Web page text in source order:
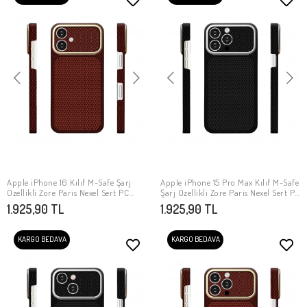
SEPETE EKLE
Apple iPhone 16 Kılıf M-Safe Şarj
Özellikli Zore Paris Nexel Sert PC
Kapak
1.925,90 TL
SEPETE EKLE
Apple iPhone 15 Pro Max Kılıf M-Safe
Şarj Özellikli Zore Paris Nexel Sert PC
Kapak
1.925,90 TL
KARGO BEDAVA KARGO BEDAVA